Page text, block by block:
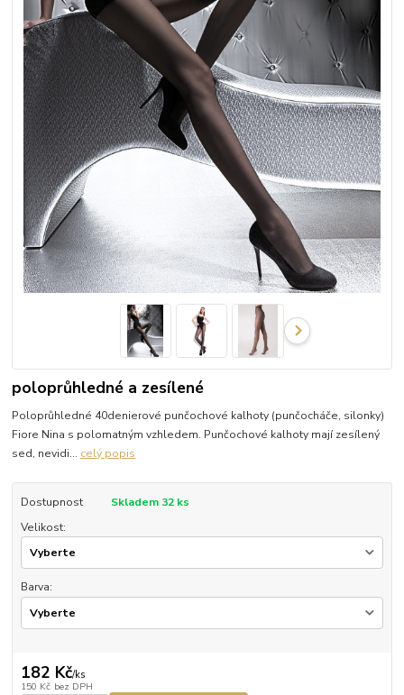
poloprůhledné a zesílené
Poloprůhledné 40denierové punčochové kalhoty (punčocháče, silonky)
Fiore Nina s polomatným vzhledem. Punčochové kalhoty mají zesílený
sed, nevidi... celý popis
Dostupnost
Skladem 32 ks
Velikost:
Barva:
182 Kč/ks
150 Kč bez DPH